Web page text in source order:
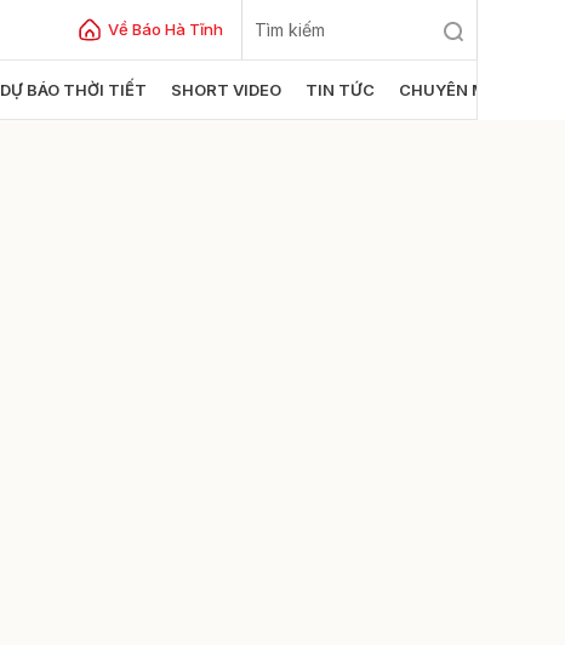
Về Báo Hà Tĩnh
DỰ BÁO THỜI TIẾT SHORT VIDEO TIN TỨC CHUYÊN MỤC